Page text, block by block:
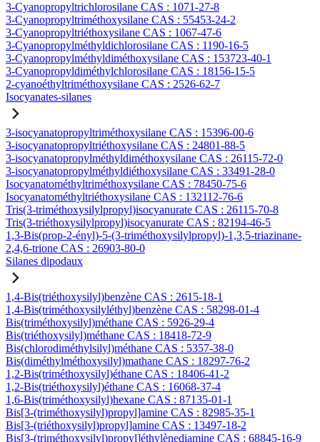
3-Cyanopropyltrichlorosilane CAS : 1071-27-8
3-Cyanopropyltriméthoxysilane CAS : 55453-24-2
3-Cyanopropyltriéthoxysilane CAS : 1067-47-6
3-Cyanopropylméthyldichlorosilane CAS : 1190-16-5
3-Cyanopropylméthyldiméthoxysilane CAS : 153723-40-1
3-Cyanopropyldiméthylchlorosilane CAS : 18156-15-5
2-cyanoéthyltriméthoxysilane CAS : 2526-62-7
Isocyanates-silanes
3-isocyanatopropyltriméthoxysilane CAS : 15396-00-6
3-isocyanatopropyltriéthoxysilane CAS : 24801-88-5
3-isocyanatopropylméthyldiméthoxysilane CAS : 26115-72-0
3-isocyanatopropylméthyldiéthoxysilane CAS : 33491-28-0
Isocyanatométhyltriméthoxysilane CAS : 78450-75-6
Isocyanatométhyltriéthoxysilane CAS : 132112-76-6
Tris(3-triméthoxysilylpropyl)isocyanurate CAS : 26115-70-8
Tris(3-triéthoxysilylpropyl)isocyanurate CAS : 82194-46-5
1,3-Bis(prop-2-ényl)-5-(3-triméthoxysilylpropyl)-1,3,5-triazinane-
2,4,6-trione CAS : 26903-80-0
Silanes dipodaux
1,4-Bis(triéthoxysilyl)benzène CAS : 2615-18-1
1,4-Bis(triméthoxysilyléthyl)benzène CAS : 58298-01-4
Bis(triméthoxysilyl)méthane CAS : 5926-29-4
Bis(triéthoxysilyl)méthane CAS : 18418-72-9
Bis(chlorodiméthylsilyl)méthane CAS : 5357-38-0
Bis(diméthylméthoxysilyl)mathane CAS : 18297-76-2
1,2-Bis(triméthoxysilyl)éthane CAS : 18406-41-2
1,2-Bis(triéthoxysilyl)éthane CAS : 16068-37-4
1,6-Bis(triméthoxysilyl)hexane CAS : 87135-01-1
Bis[3-(triméthoxysilyl)propyl]amine CAS : 82985-35-1
Bis[3-(triéthoxysilyl)propyl]amine CAS : 13497-18-2
Bis[3-(triméthoxysilyl)propyl]éthylènediamine CAS : 68845-16-9